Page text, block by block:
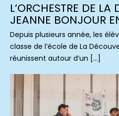
L’ORCHESTRE DE LA
JEANNE BONJOUR
Depuis plusieurs année, les
classe de l’école de La
réunissent autour d’un […]